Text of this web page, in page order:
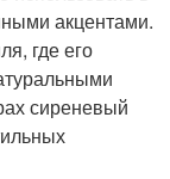
акцентами.
где его
сиреневый